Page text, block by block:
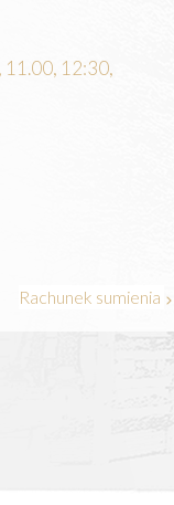
11.00, 12:30,
Rachunek sumienia